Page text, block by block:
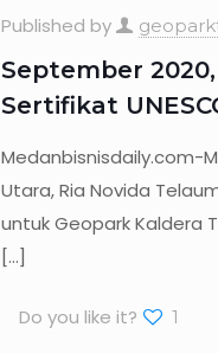
Published by
September
Sertifikat
Medanbisnisdaily.com-
Utara, Ria Novida
untuk Geopark Kaldera
[…]
Do you like it? 1